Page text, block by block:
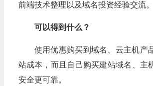
前端技术整理以及域名投资经验交流。
可以得到什么？
使用优惠购买到域名、云主机产
站成本，而且自己购买建站域名、主
安全更可靠。